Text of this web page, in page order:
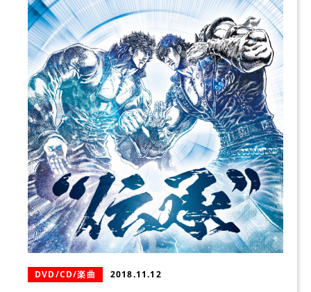
DVD/CD/楽曲 2018.11.12